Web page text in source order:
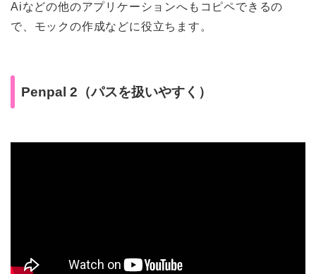
Aiなどの他のアプリケーションへもコピペできるの
で、モックの作成などに役立ちます。
Penpal 2（パスを扱いやすく）